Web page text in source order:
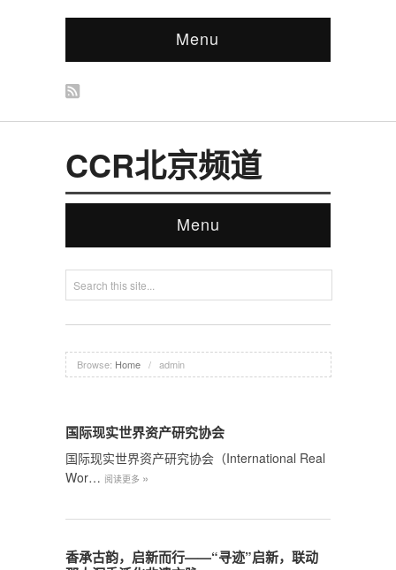
Menu
CCR北京频道
Menu
Browse: Home / admin
国际现实世界资产研究协会
国际现实世界资产研究协会（International Real
Wor… 阅读更多 »
香承古韵，启新而行——“寻迹”启新，联动